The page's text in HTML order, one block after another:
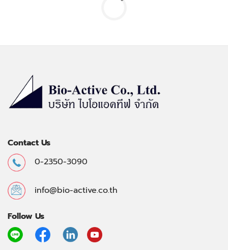
Contact Us
0-2350-3090
info@bio-active.co.th
Follow Us